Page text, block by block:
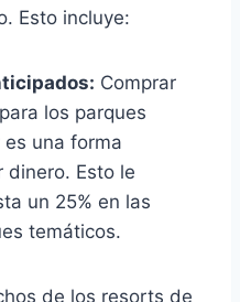
Esto incluye:
Comprar
los parques
una forma
dinero. Esto le
un 25% en las
temáticos.
de los resorts de